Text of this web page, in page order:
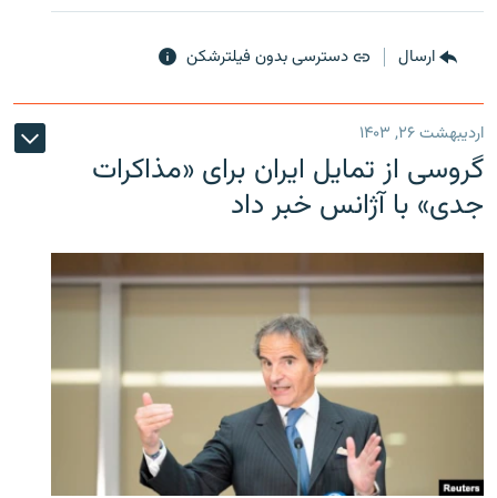
ارسال دسترسی بدون فیلترشکن
اردیبهشت ۲۶, ۱۴۰۳
گروسی از تمایل ایران برای «مذاکرات
جدی» با آژانس خبر داد